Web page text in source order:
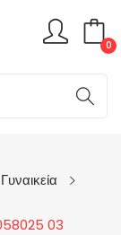
0
Γυναικεία
03